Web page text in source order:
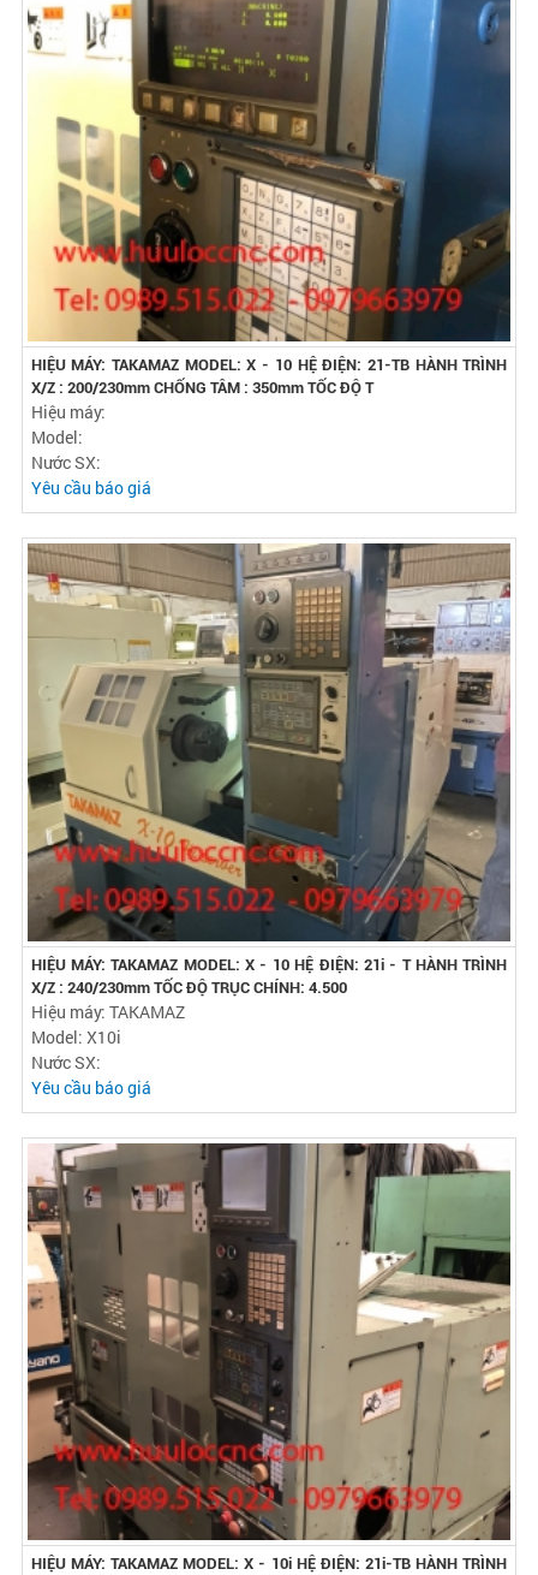
HIỆU MÁY: TAKAMAZ MODEL: X - 10 HỆ ĐIỆN: 21-TB HÀNH TRÌNH
X/Z : 200/230mm CHỐNG TÂM : 350mm TỐC ĐỘ T
Hiệu máy:
Model:
Nước SX:
Yêu cầu báo giá
HIỆU MÁY: TAKAMAZ MODEL: X - 10 HỆ ĐIỆN: 21i - T HÀNH TRÌNH
X/Z : 240/230mm TỐC ĐỘ TRỤC CHÍNH: 4.500
Hiệu máy: TAKAMAZ
Model: X10i
Nước SX:
Yêu cầu báo giá
HIỆU MÁY: TAKAMAZ MODEL: X - 10i HỆ ĐIỆN: 21i-TB HÀNH TRÌNH